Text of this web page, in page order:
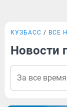
КУЗБАСС ВСЕ
Новости